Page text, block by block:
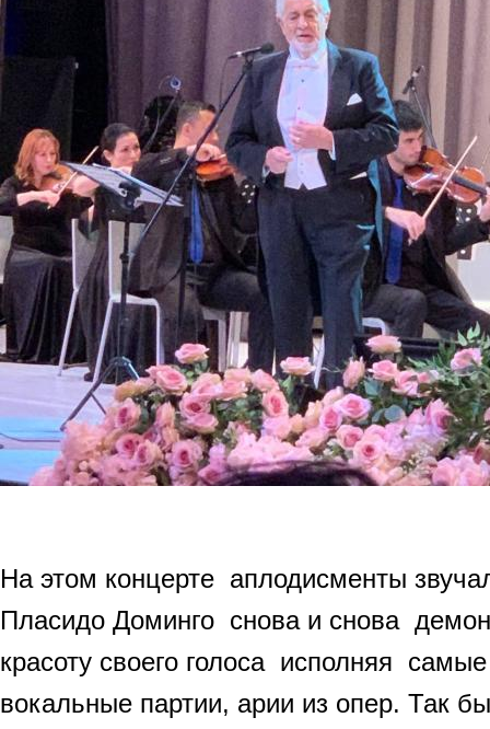
На этом концерте аплодисменты
Пласидо Доминго снова и снова
красоту своего голоса исполняя
вокальные партии, арии из опер. Так